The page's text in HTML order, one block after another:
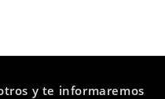
y te informaremos